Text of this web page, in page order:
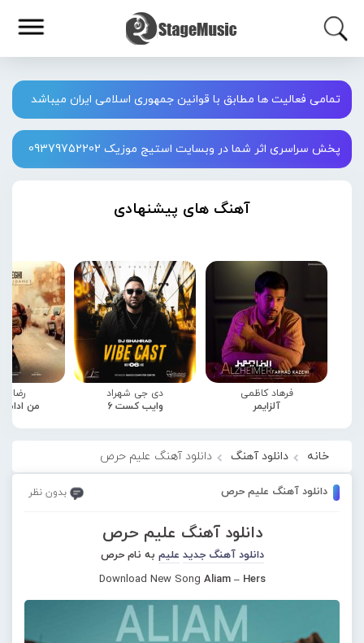
تمامی فعالیت ها مطابق با قوانین جمهوری اسلامی ایران میباشد
پخش سراسری اثر شما در وبسایت استیج موزیک 09379752202
آهنگ های پیشنهادی
فرهاد کاظمی
آلزایمر
دی جی شهراد
وایب کست 6
رضا
من
خانه دانلود آهنگ دانلود آهنگ علیم حرص
دانلود آهنگ علیم حرص بدون نظر
دانلود آهنگ علیم حرص
دانلود آهنگ جدید علیم به نام حرص
Download New Song Aliam – Hers